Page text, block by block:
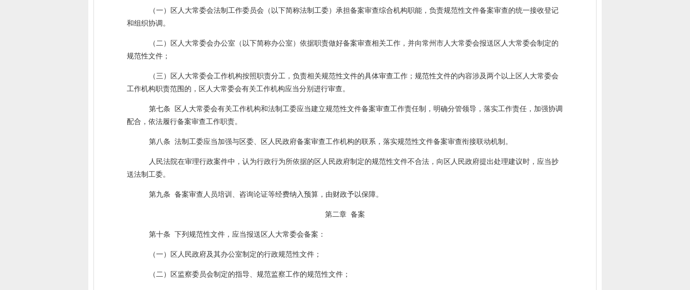
（一）区人大常委会法制工作委员会（以下简称法制工委）承担备案审查综合机构职能，负责规范性文件备案审查的统一接收登记
和组织协调。
（二）区人大常委会办公室（以下简称办公室）依据职责做好备案审查相关工作，并向常州市人大常委会报送区人大常委会制定的
规范性文件；
（三）区人大常委会工作机构按照职责分工，负责相关规范性文件的具体审查工作；规范性文件的内容涉及两个以上区人大常委会
工作机构职责范围的，区人大常委会有关工作机构应当分别进行审查。
第七条
区人大常委会有关工作机构和法制工委应当建立规范性文件备案审查工作责任制，明确分管领导，落实工作责任，加强协调
配合，依法履行备案审查工作职责。
第八条 法制工委应当加强与区委、区人民政府备案审查工作机构的联系，落实规范性文件备案审查衔接联动机制。
人民法院在审理行政案件中，认为行政行为所依据的区人民政府制定的规范性文件不合法，向区人民政府提出处理建议时，应当抄
送法制工委。
第九条 备案审查人员培训、咨询论证等经费纳入预算，由财政予以保障。
第二章 备案
第十条 下列规范性文件，应当报送区人大常委会备案：
（一）区人民政府及其办公室制定的行政规范性文件；
（二）区监察委员会制定的指导、规范监察工作的规范性文件；